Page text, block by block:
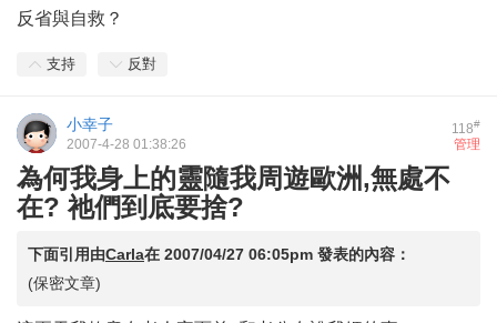
反省與自救？
支持 反對
118#
小幸子
管理
2007-4-28 01:38:26
為何我身上的靈隨我周遊歐洲,無處不
在? 祂們到底要捨?
下面引用由Carla在 2007/04/27 06:05pm 發表的內容：
(保密文章)